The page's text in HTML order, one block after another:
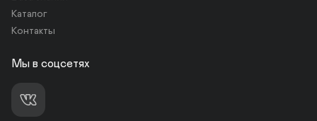
Каталог
Контакты
Мы в соцсетях